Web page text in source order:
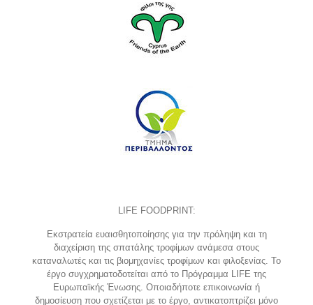
LIFE FOODPRINT:
Εκστρατεία ευαισθητοποίησης για την πρόληψη και τη
διαχείριση της σπατάλης τροφίμων ανάμεσα στους
καταναλωτές και τις βιομηχανίες τροφίμων και φιλοξενίας. Το
έργο συγχρηματοδοτείται από το Πρόγραμμα LIFE της
Ευρωπαϊκής Ένωσης. Οποιαδήποτε επικοινωνία ή
δημοσίευση που σχετίζεται με το έργο, αντικατοπτρίζει μόνο